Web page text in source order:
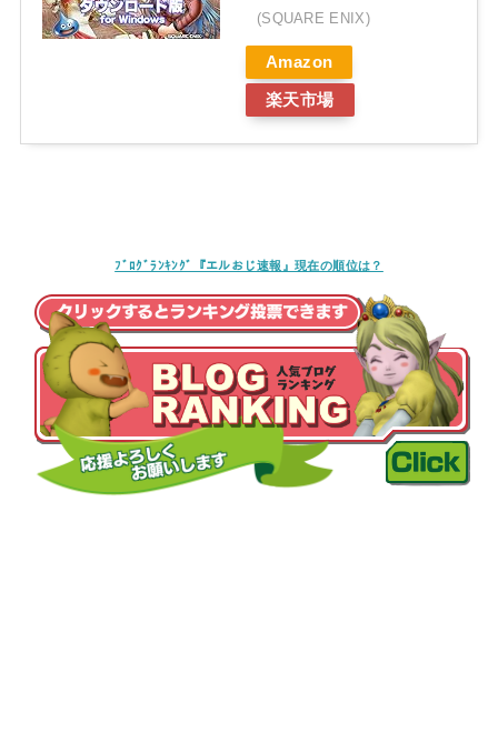
(SQUARE ENIX)
Amazon
楽天市場
ﾌﾞﾛｸﾞﾗﾝｷﾝｸﾞ『エルおじ速報』現在の順位は？